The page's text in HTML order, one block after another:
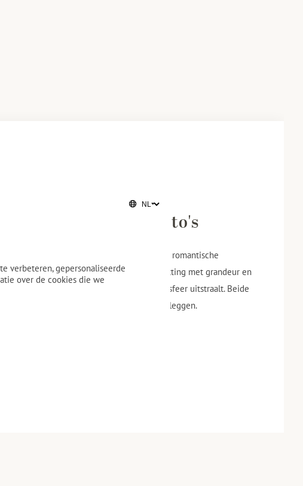
voor perfecte foto's
onze Gallerij vormen het ideale decor voor romantische
Kurzaal biedt een indrukwekkende setting met grandeur en
de Gallerij een intieme en romantische sfeer uitstraalt. Beide
de mooiste momenten van uw dag vast te leggen.
verbeteren, gepersonaliseerde
over de cookies die we